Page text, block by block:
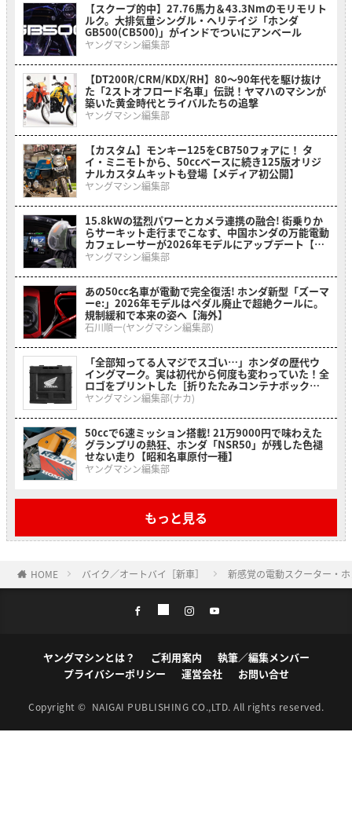
【スクープ的中】27.76馬力＆43.3Nmのモリモリト
ルク。大排気量シングル・ヘリテイジ「ホンダ
GB500(CB500)」がインドでついにアンベール
ヤングマシン編集部
【DT200R/CRM/KDX/RH】80〜90年代を駆け抜け
た「2ストオフロード名車」伝説！ヤマハのマシンが
築いた黄金時代とライバルたちの追撃
ヤングマシン編集部
【カスタム】モンキー125をCB750フォアに！ タ
イ・ミニモトから、50ccベースに続き125版オリジ
ナルカスタムキットも登場【メディア初公開】
ヤングマシン編集部
15.8kWの猛烈パワーとカメラ連携の融合! 街乗りか
らサーキット走行までこなす、中国ホンダの万能電動
カフェレーサーが2026年モデルにアップデート【海
外】
ヤングマシン編集部
あの50cc名車が電動で完全復活! ホンダ新型「ズーマ
ーe:」2026年モデルはペダル廃止で超絶クールに。
規制緩和で本来の姿へ【海外】
石川順一(ヤングマシン編集部)
「全部知ってる人マジでスゴい…」ホンダの歴代ウ
イングマーク。実は初代から何度も変わっていた！全
ロゴをプリントした［折りたたみコンテナボックス
ホンダウィングヒストリー］
ヤングマシン編集部(ナカ)
50ccで6速ミッション搭載! 21万9000円で味わえた
グランプリの熱狂、ホンダ「NSR50」が残した色褪
せない走り【昭和名車原付一種】
ヤングマシン編集部
もっと見る
HOME バイク／オートバイ［新車］ 新感覚の電動スクーター・
ヤングマシンとは？ ご利用案内
執筆／編集メンバー
プライバシーポリシー
運営会社 お問い合せ
Copyright © NAIGAI PUBLISHING CO.,LTD. All rights reserved.